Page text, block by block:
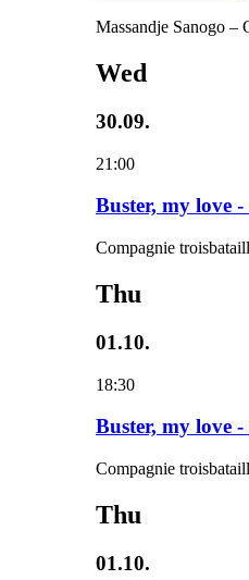
Massandje Sanogo –
Wed
30.09.
21:00
Buster, my love
Compagnie
Thu
01.10.
18:30
Buster, my love
Compagnie
Thu
01.10.